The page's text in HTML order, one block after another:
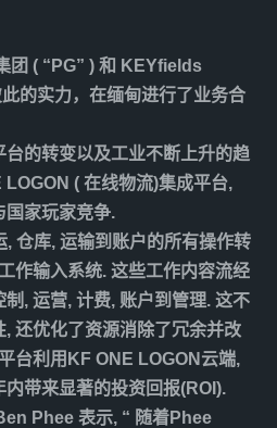
团 ( “PG” ) 和 KEYfields
的实力，在缅甸进行了业务合
台的转变以及工业不断上升的趋
( 在线物流)集成平台,
国家玩家竞争.
仓库, 运输到账户的所有操作转
作输入系统. 这些工作内容流经
, 运营, 计费, 账户到管理. 这不
还优化了资源消除了冗余并改
台利用KF ONE LOGON云端,
带来显著的投资回报(ROI).
Phee 表示, “ 随着Phee